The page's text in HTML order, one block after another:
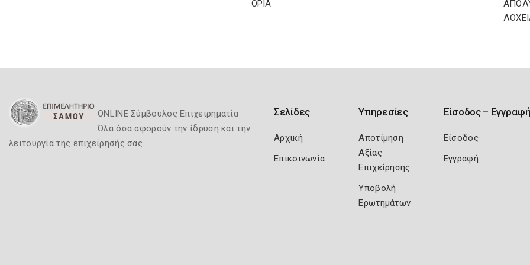
ΟΡΙΑ
ONLINE Σύμβουλος Επιχειρηματία
Όλα όσα αφορούν την ίδρυση και την
λειτουργία της επιχείρησής σας.
Σελίδες
Αρχική
Επικοινωνία
Υπηρεσίες
Αποτίμηση
Αξίας
Επιχείρησης
Υποβολή
Ερωτημάτων
Είσοδος – Εγγραφή
Είσοδος
Εγγραφή